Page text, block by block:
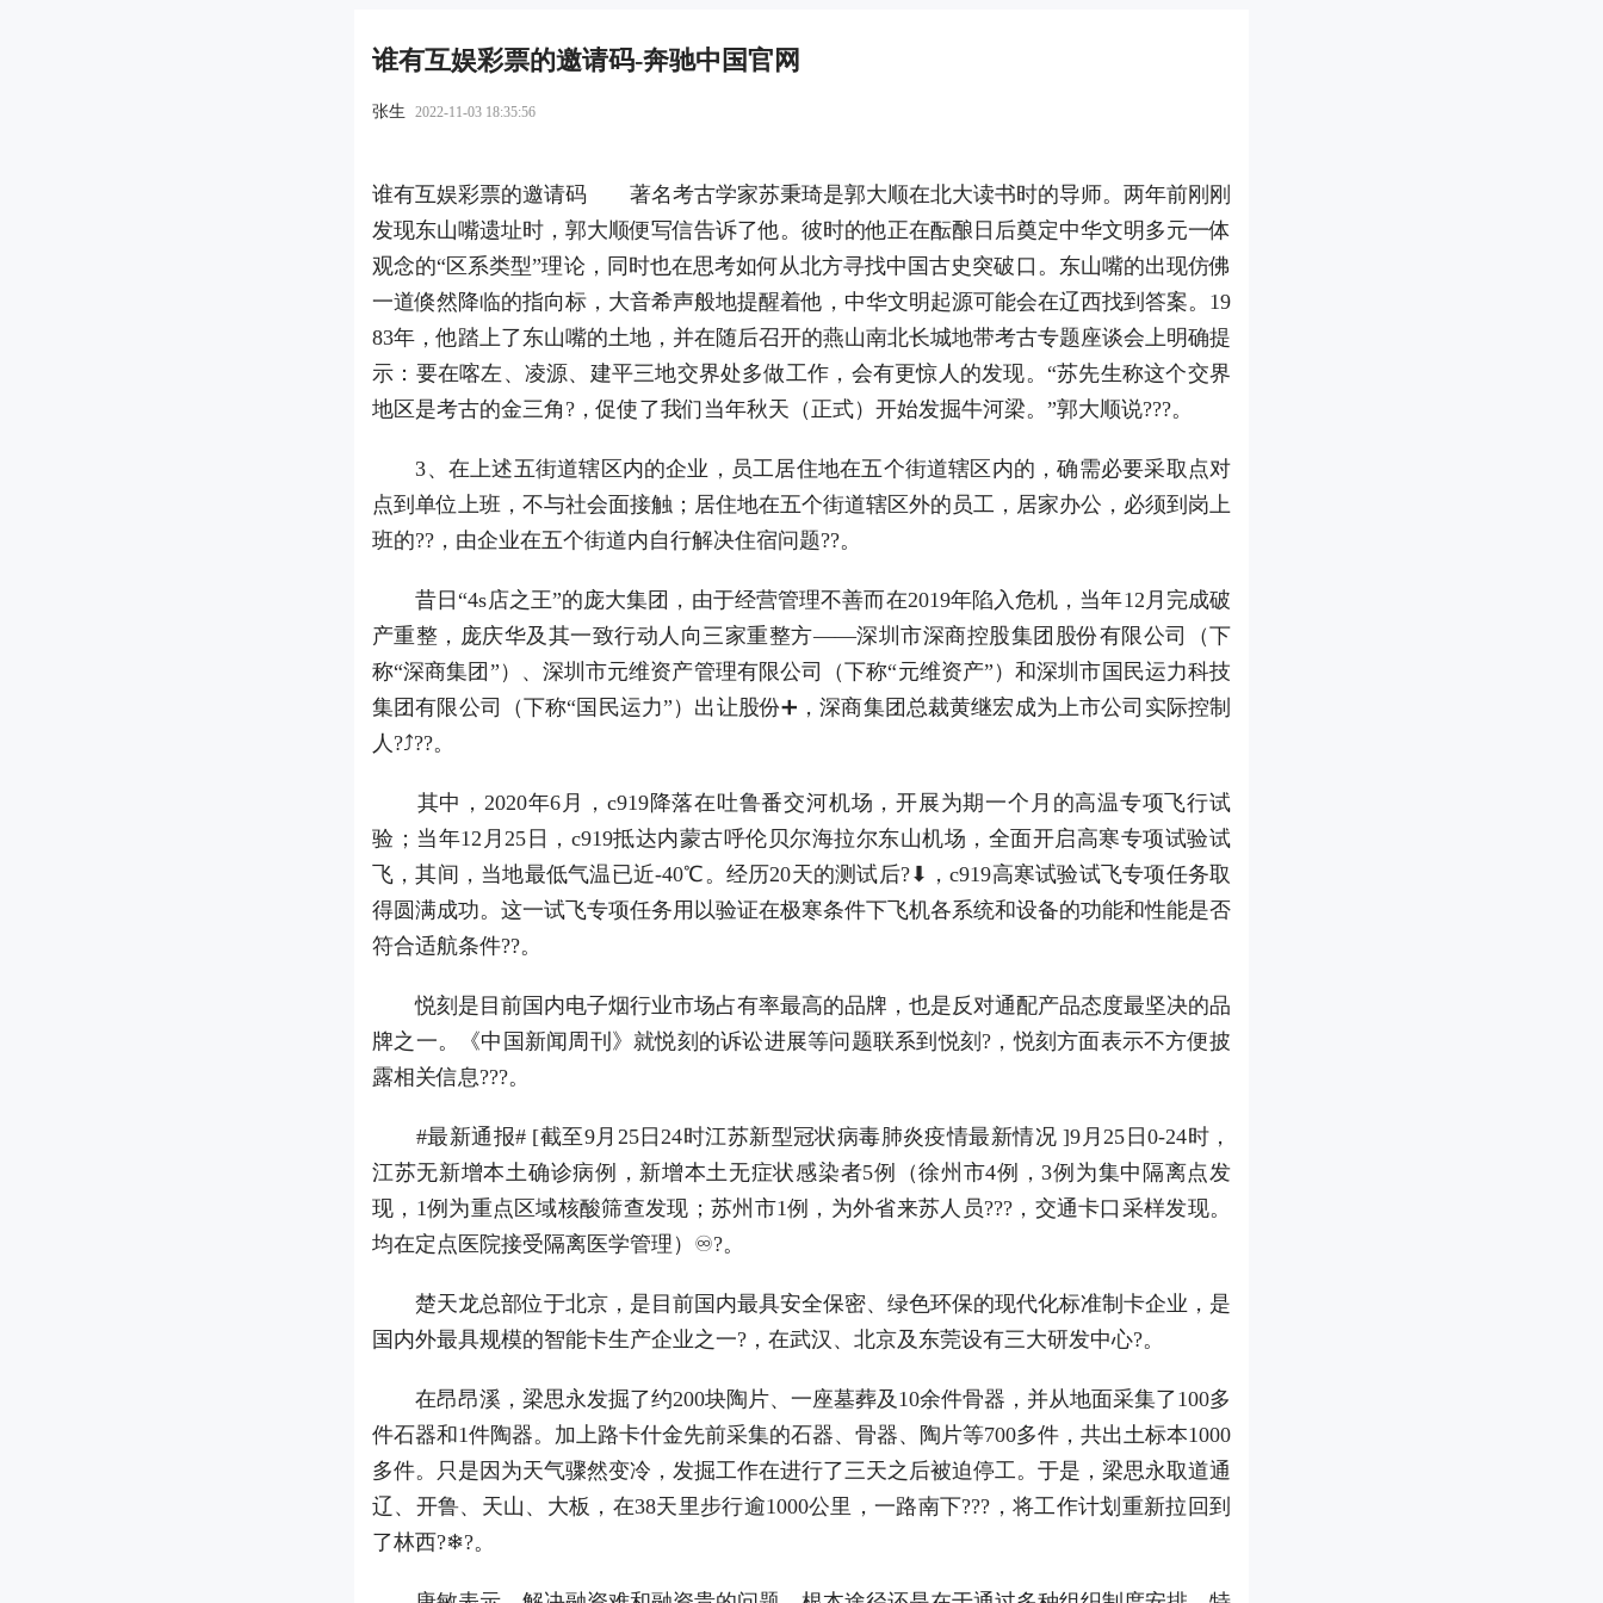
谁有互娱彩票的邀请码-奔驰中国官网
张生 2022-11-03 18:35:56
谁有互娱彩票的邀请码 著名考古学家苏秉琦是郭大顺在北大读书时的导师。两年前刚刚
发现东山嘴遗址时，郭大顺便写信告诉了他。彼时的他正在酝酿日后奠定中华文明多元一体
观念的“区系类型”理论，同时也在思考如何从北方寻找中国古史突破口。东山嘴的出现仿佛
一道倏然降临的指向标，大音希声般地提醒着他，中华文明起源可能会在辽西找到答案。19
83年，他踏上了东山嘴的土地，并在随后召开的燕山南北长城地带考古专题座谈会上明确提
示：要在喀左、凌源、建平三地交界处多做工作，会有更惊人的发现。“苏先生称这个交界
地区是考古的金三角?，促使了我们当年秋天（正式）开始发掘牛河梁。”郭大顺说???。
3、在上述五街道辖区内的企业，员工居住地在五个街道辖区内的，确需必要采取点对
点到单位上班，不与社会面接触；居住地在五个街道辖区外的员工，居家办公，必须到岗上
班的??，由企业在五个街道内自行解决住宿问题??。
昔日“4s店之王”的庞大集团，由于经营管理不善而在2019年陷入危机，当年12月完成破
产重整，庞庆华及其一致行动人向三家重整方——深圳市深商控股集团股份有限公司（下
称“深商集团”）、深圳市元维资产管理有限公司（下称“元维资产”）和深圳市国民运力科技
集团有限公司（下称“国民运力”）出让股份➕，深商集团总裁黄继宏成为上市公司实际控制
人?⤴??。
其中，2020年6月，c919降落在吐鲁番交河机场，开展为期一个月的高温专项飞行试
验；当年12月25日，c919抵达内蒙古呼伦贝尔海拉尔东山机场，全面开启高寒专项试验试
飞，其间，当地最低气温已近-40℃。经历20天的测试后?⬇，c919高寒试验试飞专项任务取
得圆满成功。这一试飞专项任务用以验证在极寒条件下飞机各系统和设备的功能和性能是否
符合适航条件??。
悦刻是目前国内电子烟行业市场占有率最高的品牌，也是反对通配产品态度最坚决的品
牌之一。《中国新闻周刊》就悦刻的诉讼进展等问题联系到悦刻?，悦刻方面表示不方便披
露相关信息???。
#最新通报# [截至9月25日24时江苏新型冠状病毒肺炎疫情最新情况 ]9月25日0-24时，
江苏无新增本土确诊病例，新增本土无症状感染者5例（徐州市4例，3例为集中隔离点发
现，1例为重点区域核酸筛查发现；苏州市1例，为外省来苏人员???，交通卡口采样发现。
均在定点医院接受隔离医学管理）♾?。
楚天龙总部位于北京，是目前国内最具安全保密、绿色环保的现代化标准制卡企业，是
国内外最具规模的智能卡生产企业之一?，在武汉、北京及东莞设有三大研发中心?。
在昂昂溪，梁思永发掘了约200块陶片、一座墓葬及10余件骨器，并从地面采集了100多
件石器和1件陶器。加上路卡什金先前采集的石器、骨器、陶片等700多件，共出土标本1000
多件。只是因为天气骤然变冷，发掘工作在进行了三天之后被迫停工。于是，梁思永取道通
辽、开鲁、天山、大板，在38天里步行逾1000公里，一路南下???，将工作计划重新拉回到
了林西?❄?。